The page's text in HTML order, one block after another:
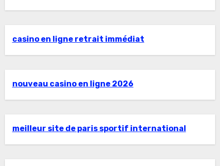
casino en ligne retrait immédiat
nouveau casino en ligne 2026
meilleur site de paris sportif international